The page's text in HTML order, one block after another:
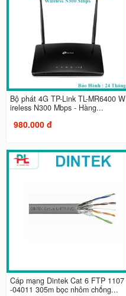
Bộ phát 4G TP-Link TL-MR6400 W
ireless N300 Mbps - Hàng...
980.000 đ
Cáp mạng Dintek Cat 6 FTP 1107
-04011 305m bọc nhôm chống...